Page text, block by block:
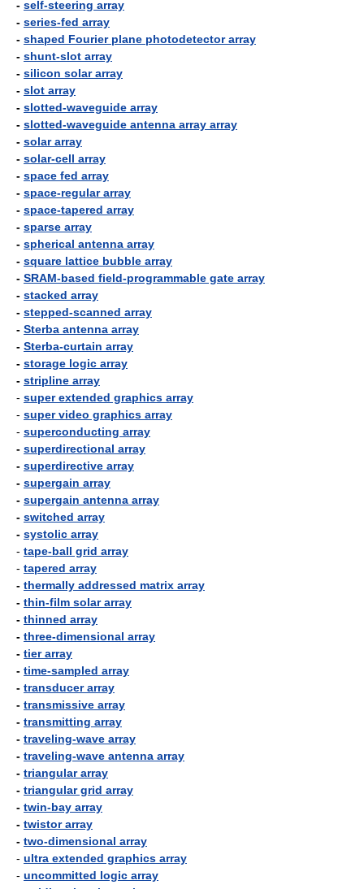
- self-steering array
- series-fed array
- shaped Fourier plane photodetector array
- shunt-slot array
- silicon solar array
- slot array
- slotted-waveguide array
- slotted-waveguide antenna array array
- solar array
- solar-cell array
- space fed array
- space-regular array
- space-tapered array
- sparse array
- spherical antenna array
- square lattice bubble array
- SRAM-based field-programmable gate array
- stacked array
- stepped-scanned array
- Sterba antenna array
- Sterba-curtain array
- storage logic array
- stripline array
- super extended graphics array
- super video graphics array
- superconducting array
- superdirectional array
- superdirective array
- supergain array
- supergain antenna array
- switched array
- systolic array
- tape-ball grid array
- tapered array
- thermally addressed matrix array
- thin-film solar array
- thinned array
- three-dimensional array
- tier array
- time-sampled array
- transducer array
- transmissive array
- transmitting array
- traveling-wave array
- traveling-wave antenna array
- triangular array
- triangular grid array
- twin-bay array
- twistor array
- two-dimensional array
- ultra extended graphics array
- uncommitted logic array